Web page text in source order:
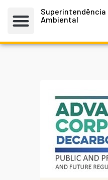
Superintendência
Ambiental